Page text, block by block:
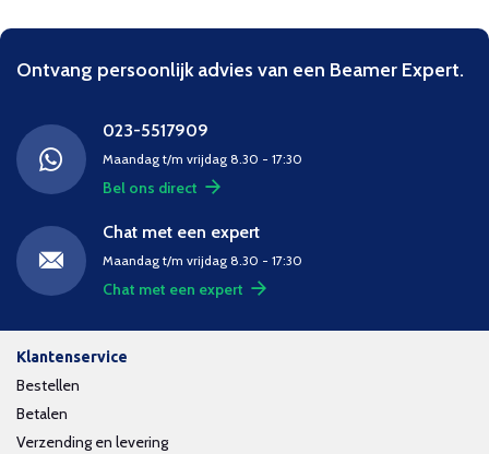
Ontvang persoonlijk advies van een Beamer Expert.
023-5517909
Maandag t/m vrijdag 8.30 - 17:30
Bel ons direct
Chat met een expert
Maandag t/m vrijdag 8.30 - 17:30
Chat met een expert
Klantenservice
Bestellen
Betalen
Verzending en levering